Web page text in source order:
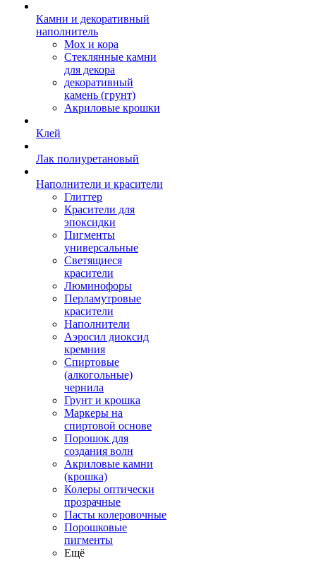
Камни и декоративный
наполнитель
Мох и кора
Стеклянные камни
для декора
декоративный
камень (грунт)
Акриловые крошки
Клей
Лак полиуретановый
Наполнители и красители
Глиттер
Красители для
эпоксидки
Пигменты
универсальные
Светящиеся
красители
Люминофоры
Перламутровые
красители
Наполнители
Аэросил диоксид
кремния
Спиртовые
(алкогольные)
чернила
Грунт и крошка
Маркеры на
спиртовой основе
Порошок для
создания волн
Акриловые камни
(крошка)
Колеры оптически
прозрачные
Пасты колеровочные
Порошковые
пигменты
Ещё